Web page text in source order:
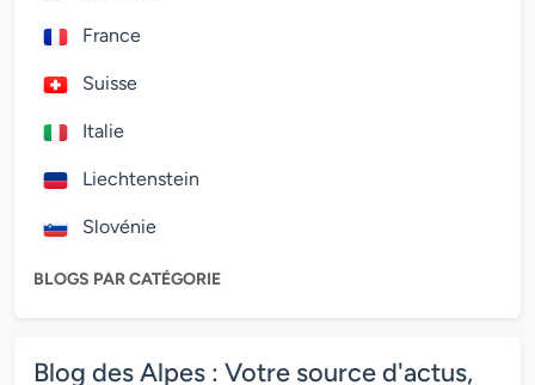
France
Suisse
Italie
Liechtenstein
Slovénie
BLOGS PAR CATÉGORIE
Blog des Alpes : Votre source d'actus,